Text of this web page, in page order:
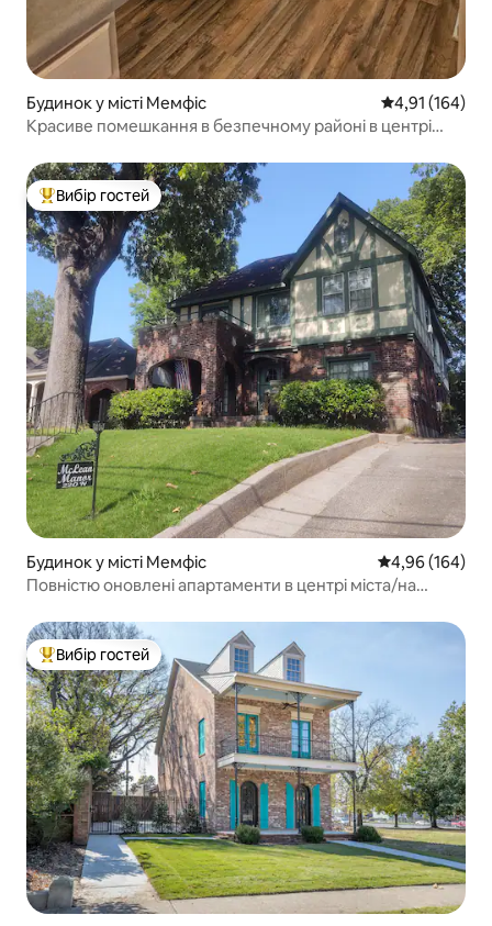
Будинок у місті Мемфіс Середня
4,91 (164)
Красиве помешкання в безпечному районі в центрі
Топ вибір гостей
Вибір гостей
Будинок у місті Мемфіс Середня
4,96 (164)
Повністю оновлені апартаменти в центрі міста/на
Топ вибір гостей
Вибір гостей